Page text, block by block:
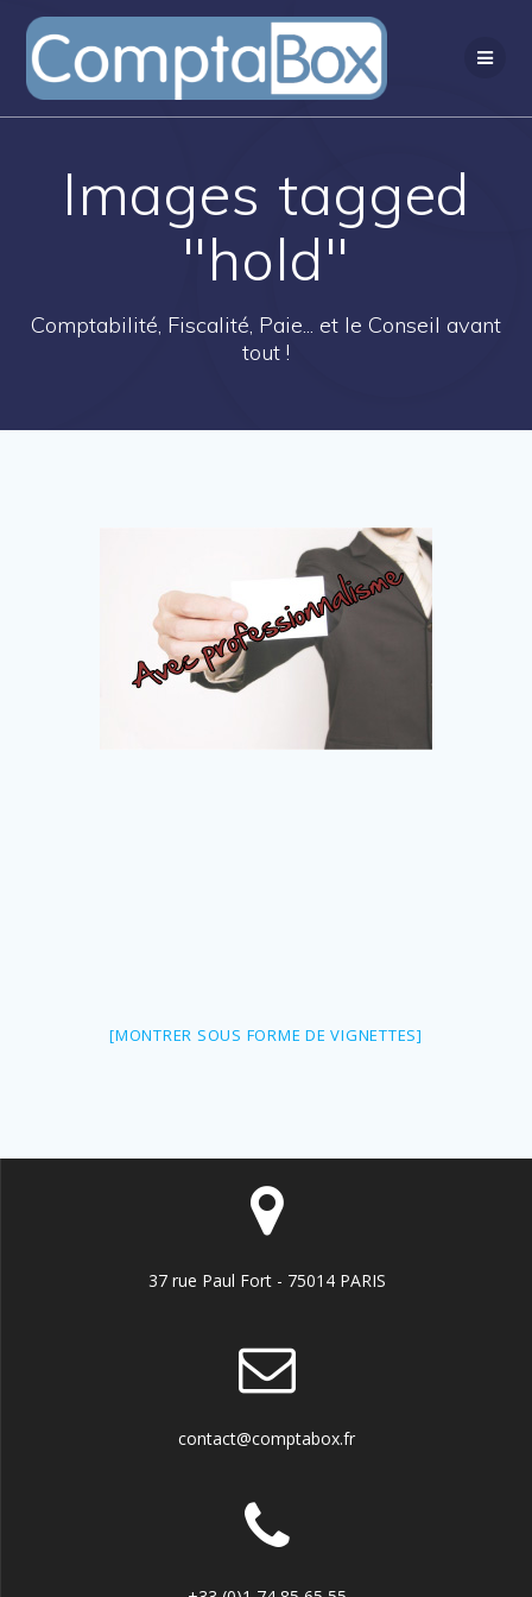
Passer
au
contenu
Images tagged
"hold"
Comptabilité, Fiscalité, Paie... et le Conseil avant
tout !
[MONTRER SOUS FORME DE VIGNETTES]
37 rue Paul Fort - 75014 PARIS
contact@comptabox.fr